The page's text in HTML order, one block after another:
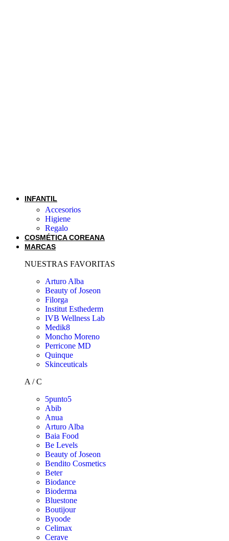
INFANTIL
Accesorios
Higiene
Regalo
COSMÉTICA COREANA
MARCAS
NUESTRAS FAVORITAS
Arturo Alba
Beauty of Joseon
Filorga
Institut Esthederm
IVB Wellness Lab
Medik8
Moncho Moreno
Perricone MD
Quinque
Skinceuticals
A / C
5punto5
Abib
Anua
Arturo Alba
Baia Food
Be Levels
Beauty of Joseon
Bendito Cosmetics
Beter
Biodance
Bioderma
Bluestone
Boutijour
Byoode
Celimax
Cerave